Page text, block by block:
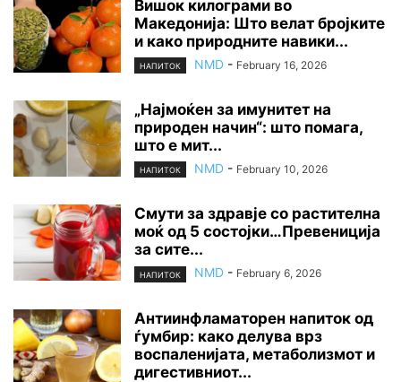
Вишок килограми во
Македонија: Што велат бројките
и како природните навики...
НАПИТОК NMD - February 16, 2026
„Најмоќен за имунитет на
природен начин“: што помага,
што е мит...
НАПИТОК NMD - February 10, 2026
Смути за здравје со растителна
моќ од 5 состојки…Превениција
за сите...
НАПИТОК NMD - February 6, 2026
Антиинфламаторен напиток од
ѓумбир: како делува врз
воспаленијата, метаболизмот и
дигестивниот...